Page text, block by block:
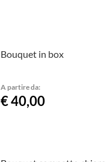
Bouquet in box
A partire da:
€ 40,00